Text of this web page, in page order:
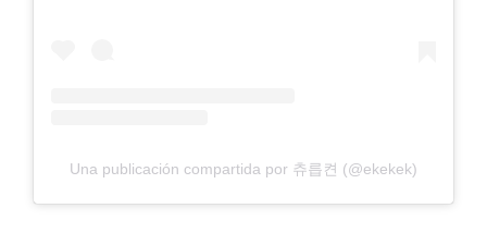
Una publicación compartida por 츄릅켠 (@ekekek)